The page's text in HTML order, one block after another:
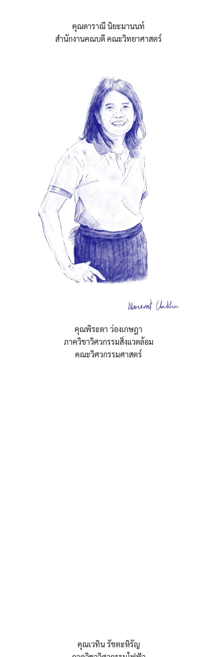
คุณดาราณี นิยะมานนท์
สำนักงานคณบดี คณะวิทยาศาสตร์
คุณพิระดา ว่องเกษฎา
ภาควิชาวิศวกรรมสิ่งแวดล้อม
คณะวิศวกรรมศาสตร์
คุณเวทิน รัชตะหิรัญ